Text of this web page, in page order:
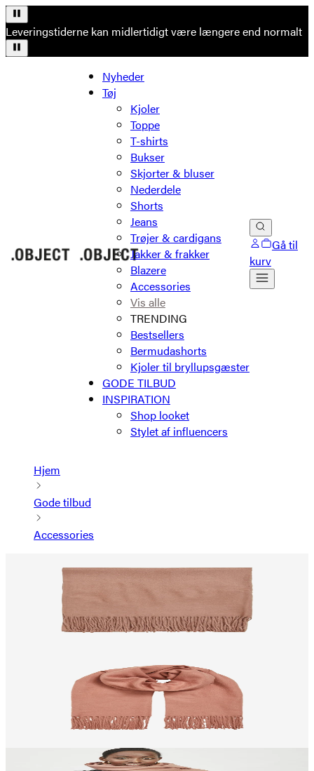
Leveringstiderne kan midlertidigt være længere end normalt
Nyheder
Tøj
Kjoler
Toppe
T-shirts
Bukser
Skjorter & bluser
Nederdele
Shorts
Jeans
Trøjer & cardigans
Jakker & frakker
Blazere
Accessories
Vis alle
TRENDING
Bestsellers
Bermudashorts
Kjoler til bryllupsgæster
GODE TILBUD
INSPIRATION
Shop looket
Stylet af influencers
Gå til
kurv
Hjem
Gode tilbud
Accessories